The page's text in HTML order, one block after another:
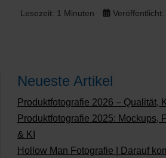
Lesezeit: 1 Minuten
Neueste Artikel
Produktfotografie 2026 – Qualität,
Produktfotografie 2025: Mockups,
& KI
Hollow Man Fotografie | Darauf